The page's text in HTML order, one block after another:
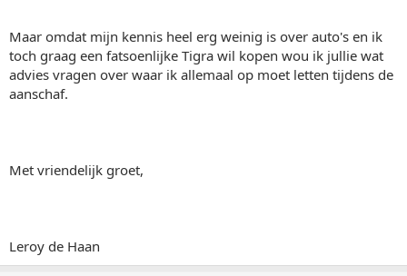
Maar omdat mijn kennis heel erg weinig is over auto's en ik
toch graag een fatsoenlijke Tigra wil kopen wou ik jullie wat
advies vragen over waar ik allemaal op moet letten tijdens de
aanschaf.
Met vriendelijk groet,
Leroy de Haan